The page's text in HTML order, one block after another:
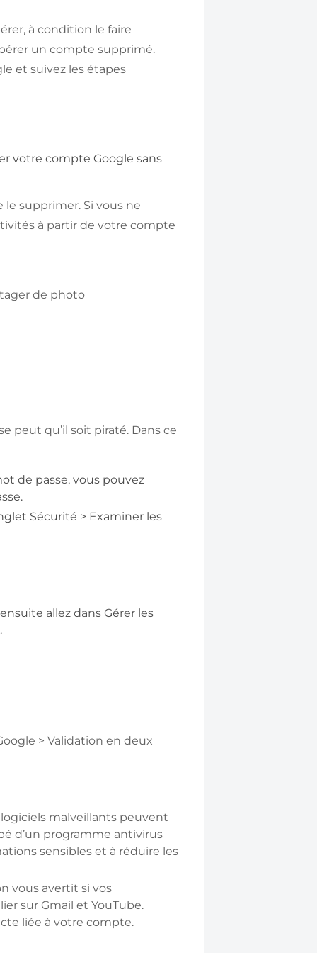
à condition le faire
un compte supprimé.
et suivez les étapes
votre compte Google sans
supprimer. Si vous ne
à partir de votre compte
de photo
peut qu’il soit piraté. Dans ce
de passe, vous pouvez
Sécurité > Examiner les
allez dans Gérer les
> Validation en deux
logiciels malveillants peuvent
d’un programme antivirus
sensibles et à réduire les
vous avertit si vos
sur Gmail et YouTube.
liée à votre compte.